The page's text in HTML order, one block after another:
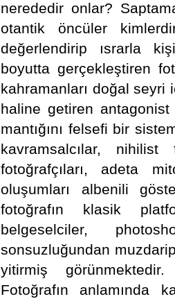
nerededir onlar?
otantik öncüler
değerlendirip ısrarla
boyutta gerçekleştiren
kahramanları doğal seyri
haline getiren antagonist
mantığını felsefi bir
kavramsalcılar,
fotoğrafçıları, adeta
oluşumları albenili
fotoğrafın klasik
belgeselciler,
sonsuzluğundan
yitirmiş
Fotoğrafın anlamında